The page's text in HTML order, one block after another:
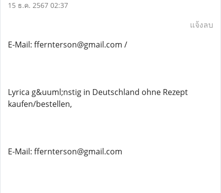
15 ธ.ค. 2567 02:37
แจ้งลบ
E-Mail: ffernterson@gmail.com /
Lyrica g&uuml;nstig in Deutschland ohne Rezept
kaufen/bestellen,
E-Mail: ffernterson@gmail.com